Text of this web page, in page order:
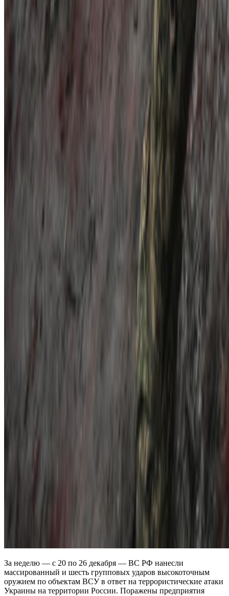
За неделю — с 20 по 26 декабря — ВС РФ нанесли
массированный и шесть групповых ударов высокоточным
оружием по объектам ВСУ в ответ на террористические атаки
Украины на территории России. Поражены предприятия